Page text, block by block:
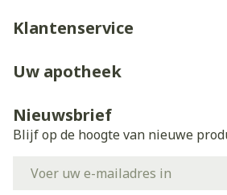
Klantenservice
Uw apotheek
Nieuwsbrief
Blijf op de hoogte van nieuwe